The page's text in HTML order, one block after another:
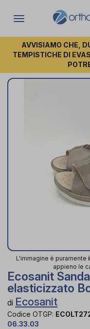
Attiva/disattiva
navigazione
AVVISIAMO CHE,
TEMPISTICHE DI
L'immagine è puramente
appieno le
Ecosanit
elasticizzato
di Ecosanit
Codice OTGP:
06.33.03